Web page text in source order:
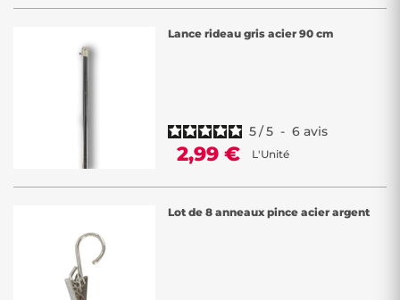
Lance rideau gris acier 90 cm
5/5 - 6 avis
2,99 € L'Unité
Lot de 8 anneaux pince acier argent